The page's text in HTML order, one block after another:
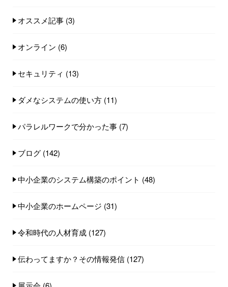
オススメ記事 (3)
オンライン (6)
セキュリティ (13)
ダメなシステムの使い方 (11)
パラレルワークで分かった事 (7)
ブログ (142)
中小企業のシステム構築のポイント (48)
中小企業のホームページ (31)
令和時代の人材育成 (127)
伝わってますか？その情報発信 (127)